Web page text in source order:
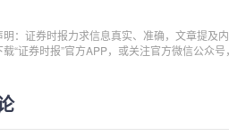
明：证券时报力求信息真实、准确，文章提及
载“证券时报”官方APP，或关注官方微信公众